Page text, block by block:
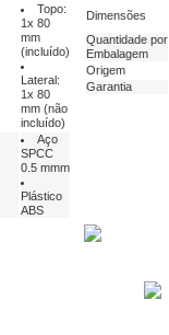
Topo:
1x 80
mm
(incluído)
Lateral:
1x 80
mm (não
incluído)
Aço
SPCC
0.5 mmm
Plástico
ABS
Dimensões
Quantidade por
Embalagem
Origem
Garantia